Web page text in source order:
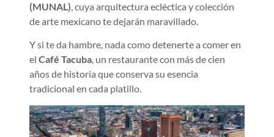
(MUNAL), cuya arquitectura ecléctica y colección
de arte mexicano te dejarán maravillado.
Y si te da hambre, nada como detenerte a comer en
el Café Tacuba, un restaurante con más de cien
años de historia que conserva su esencia
tradicional en cada platillo.